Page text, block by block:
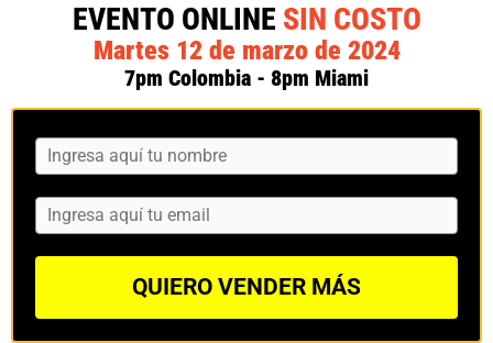
EVENTO ONLINE SIN COSTO
Martes 12 de marzo de 2024
7pm Colombia - 8pm Miami
QUIERO VENDER MÁS